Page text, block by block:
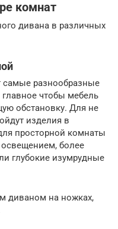
комнат
дивана в различных
разнообразные
главное чтобы мебель
обстановку. Для не
изделия в
просторной комнаты
более
глубокие изумрудные
диваном на ножках,